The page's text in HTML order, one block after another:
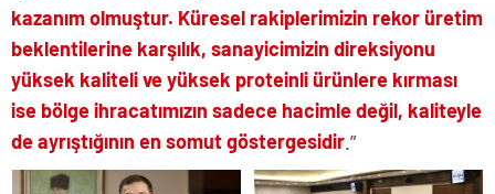
kazanım olmuştur. Küresel rakiplerimizin rekor üretim
beklentilerine karşılık, sanayicimizin direksiyonu
yüksek kaliteli ve yüksek proteinli ürünlere kırması
ise bölge ihracatımızın sadece hacimle değil, kaliteyle
de ayrıştığının en somut göstergesidir .”